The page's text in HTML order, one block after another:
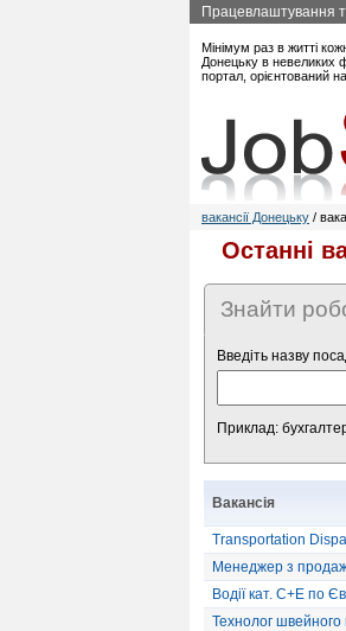
Працевлаштування
Мінімум раз в житті
Донецьку в невеликих
портал, орієнтований
вакансії Донецьку /
Останні
Знайти
Введіть назву
Приклад:
Вакансія
Transportation
Менеджер з
Водії кат. С+Е по
Технолог швейного